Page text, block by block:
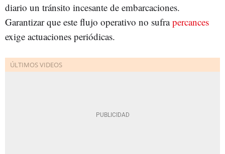
diario un tránsito incesante de embarcaciones.
Garantizar que este flujo operativo no sufrapercances
exige actuaciones periódicas.